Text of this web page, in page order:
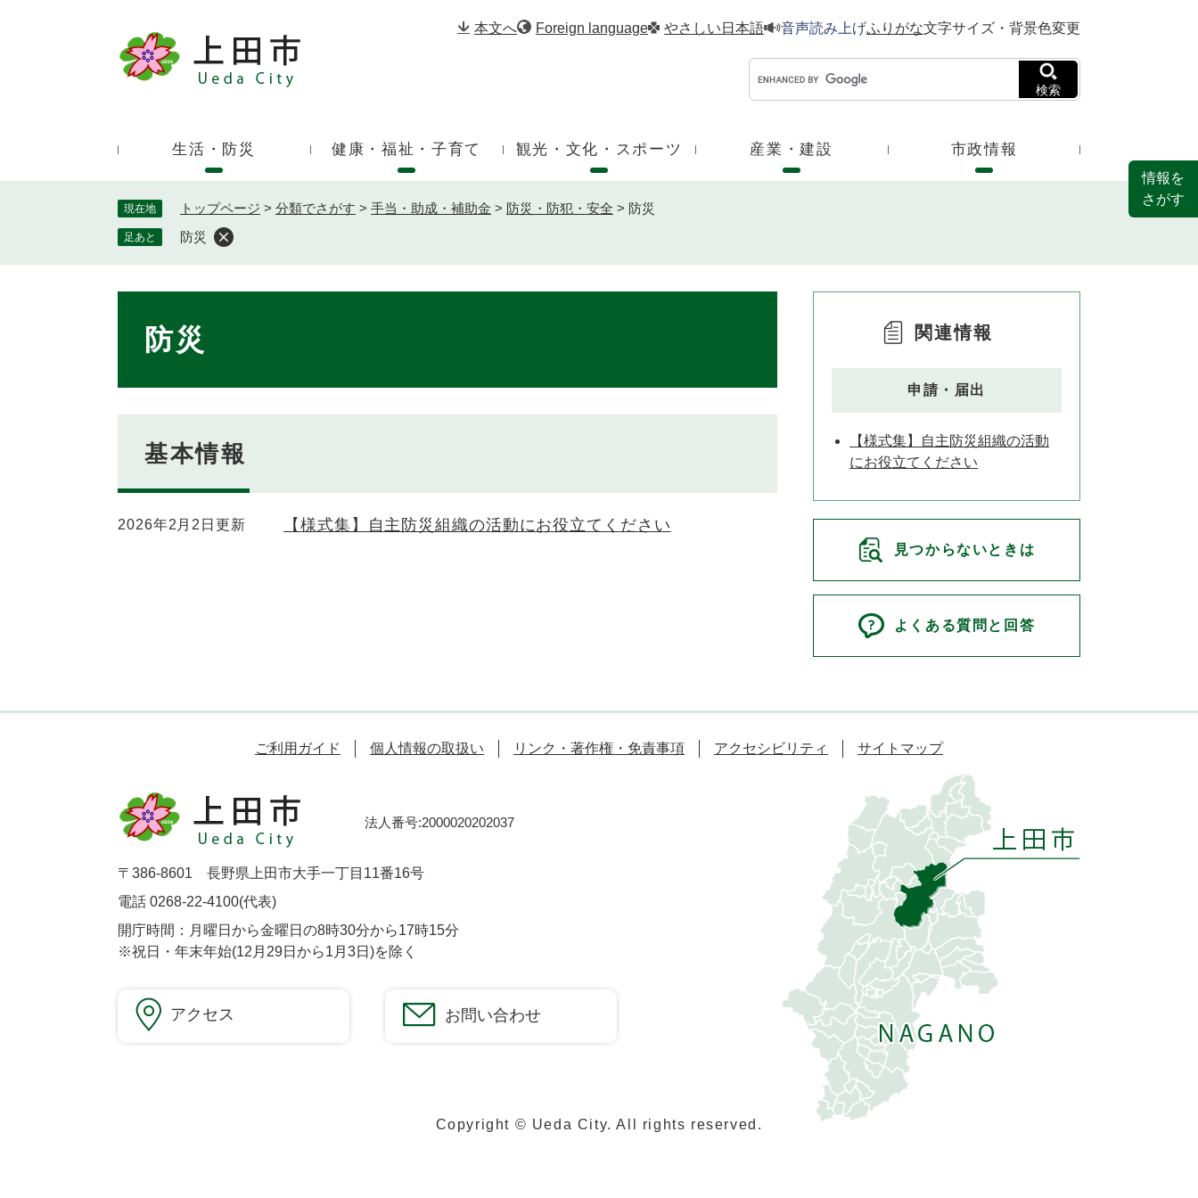
。
本文へ Foreign language やさしい日本語 音声読み上げふりがな文字サイズ・背景色変更
ド
検索
生活・防災 健康・福祉・子育て 観光・文化・スポーツ 産業・建設 市政情報
現在地 トップページ > 分類でさがす > 手当・助成・補助金 > 防災・防犯・安全 > 防災
足あと 防災
防災
基本情報
2026年2月2日更新 【様式集】自主防災組織の活動にお役立てください
関連情報
申請・届出
【様式集】自主防災組織の活動
にお役立てください
見つからないときは
よくある質問と回答
情報を
さがす
ご利用ガイド 個人情報の取扱い リンク・著作権・免責事項 アクセシビリティ サイトマップ
法人番号:2000020202037
〒386-8601 長野県上田市大手一丁目11番16号
電話 0268-22-4100(代表)
開庁時間：月曜日から金曜日の8時30分から17時15分
※祝日・年末年始(12月29日から1月3日)を除く
アクセス お問い合わせ
Copyright © Ueda City. All rights reserved.